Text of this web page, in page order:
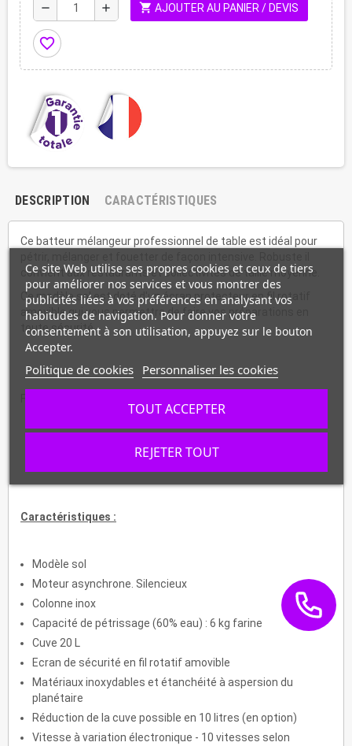
remove add shopping_cart AJOUTER AU PANIER / DEVIS
favorite_border
DESCRIPTION CARACTÉRISTIQUES
Ce batteur mélangeur professionnel de table est idéal pour
convient aux restaurants et collectivités de taille moyenne.
Ce modèle sol est doté d'un écran protecteur en fil rotatif
amovible qui vous permettra de faire vos préparations en
toute sécurité.
Caractéristiques :
Modèle sol
Moteur asynchrone. Silencieux
Colonne inox
Capacité de pétrissage (60% eau) : 6 kg farine
Cuve 20 L
Ecran de sécurité en fil rotatif amovible
Matériaux inoxydables et étanchéité à aspersion du
planétaire
Réduction de la cuve possible en 10 litres (en option)
Vitesse à variation électronique - 10 vitesses selon
Ce site Web utilise ses propres cookies et ceux de tiers
pour améliorer nos services et vous montrer des
publicités liées à vos préférences en analysant vos
habitudes de navigation. Pour donner votre
consentement à son utilisation, appuyez sur le bouton
Accepter.
Politique de cookies Personnaliser les cookies
REJETER TOUT
TOUT ACCEPTER